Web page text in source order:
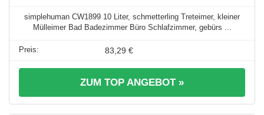
simplehuman CW1899 10 Liter, schmetterling Treteimer, kleiner
Mülleimer Bad Badezimmer Büro Schlafzimmer, gebürs ...
83,29 €
ZUM TOP ANGEBOT »